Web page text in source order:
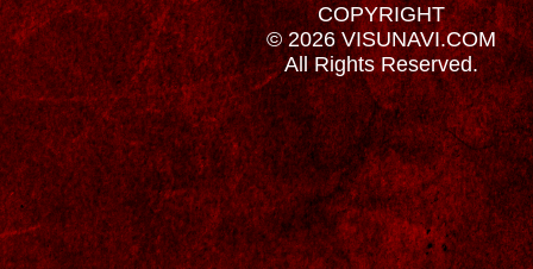
COPYRIGHT
© 2026 VISUNAVI.COM
All Rights Reserved.